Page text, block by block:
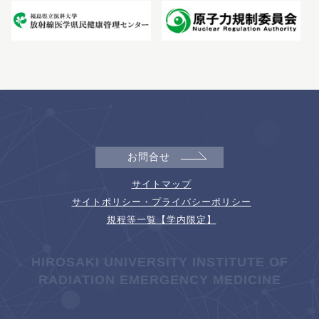
お問合せ
サイトマップ
サイトポリシー・プライバシーポリシー
規程等一覧【学内限定】
HIROSAKI UNIVERSITY INSTITUTE OF
RADIATION EMERGENCY MEDICINE